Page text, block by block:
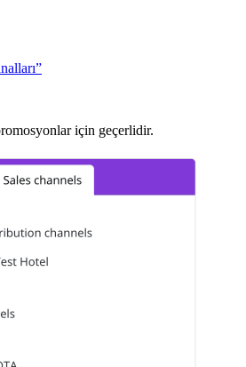
için geçerlidir.